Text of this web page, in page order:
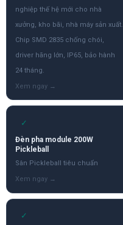
nghiệp thế hệ mới cho nhà
xưởng, kho bãi, nhà máy sản xuất.
Chip SMD 2835 chống chói,
driver hãng lớn, IP65, bảo hành
24 tháng.
✓
Đèn pha module 200W
Pickleball
Sân Pickleball tiêu chuẩn
✓